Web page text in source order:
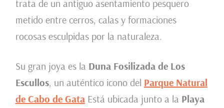
trata de un antiguo asentamiento pesquero
metido entre cerros, calas y formaciones
rocosas esculpidas por la naturaleza.
Su gran joya es la Duna Fosilizada de Los
Escullos, un auténtico icono del Parque Natural
de Cabo de GataEstá ubicada junto a la Playa